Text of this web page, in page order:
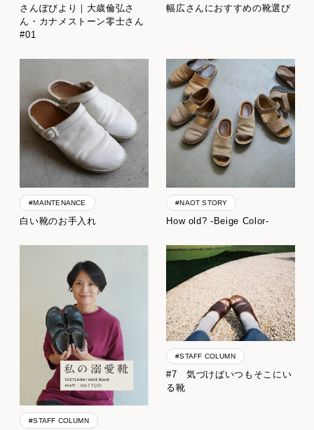
さんぽびより｜大歳倫弘さ
ん・カナメストーン零士さん
#01
幅広さんにおすすめの靴選び
#MAINTENANCE
白い靴のお手入れ
#NAOT STORY
How old? -Beige Color-
#STAFF COLUMN
#STAFF COLUMN
#7 気づけばいつもそこにい
る靴